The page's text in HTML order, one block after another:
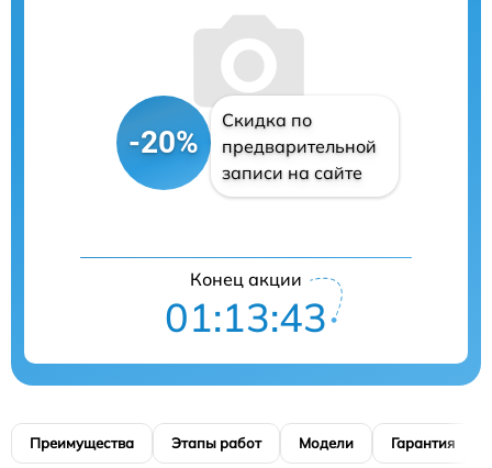
-20%
Скидка по
предварительной
записи на сайте
Конец акции
01:13:42
Преимущества Этапы работ Модели Гарантия